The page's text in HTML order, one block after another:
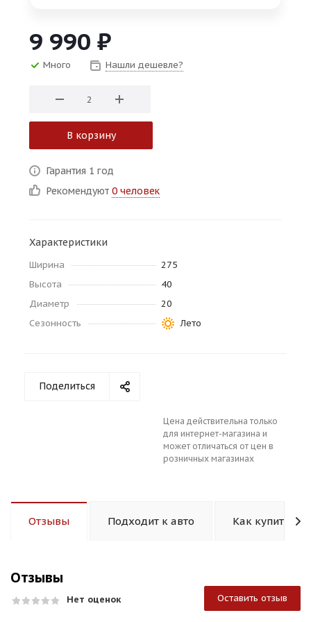
раз в 2 недели
8 800 302-02-51
plait.ru
9 990 ₽
Много Нашли дешевле?
В корзину
Гарантия 1 год
Рекомендуют 0 человек
Характеристики
Ширина
275
Высота
40
Диаметр
20
Сезонность
Лето
Поделиться
Цена действительна только
для интернет-магазина и
может отличаться от цен в
розничных магазинах
Отзывы Подходит к авто Как купить
Отзывы
Нет оценок Оставить отзыв